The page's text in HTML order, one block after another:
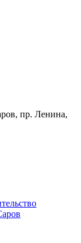
пр. Ленина,